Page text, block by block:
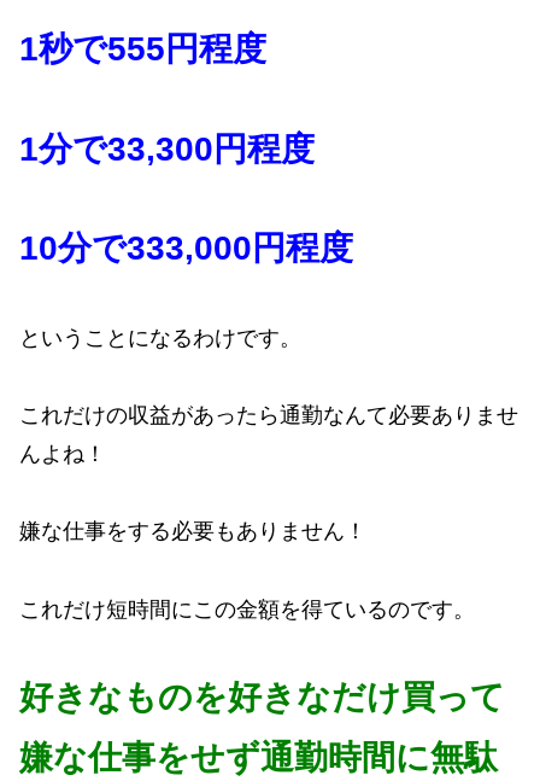
1秒で555円程度
1分で33,300円程度
10分で333,000円程度
ということになるわけです。
これだけの収益があったら通勤なんて必要ありませ
んよね！
嫌な仕事をする必要もありません！
これだけ短時間にこの金額を得ているのです。
好きなものを好きなだけ買って
嫌な仕事をせず通勤時間に無駄